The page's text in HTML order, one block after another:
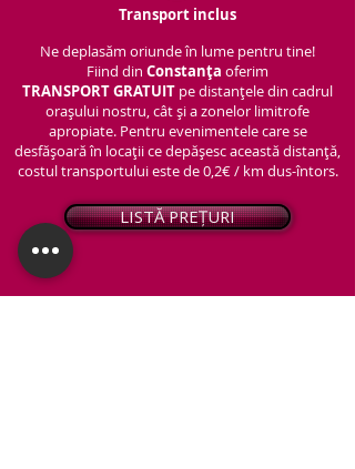
Transport inclus
Ne deplasăm oriunde în lume pentru tine!
Fiind din Constanța oferim
TRANSPORTGRATUIT pe distanțele din cadrul
orașului nostru, cât și a zonelor limitrofe
apropiate. Pentru evenimentele care se
desfășoară în locații ce depășesc această distanță,
costul transportului este de 0,2€ / km dus-întors.
LISTĂ PREȚURI
© 2026 - Snap PhotoBooth